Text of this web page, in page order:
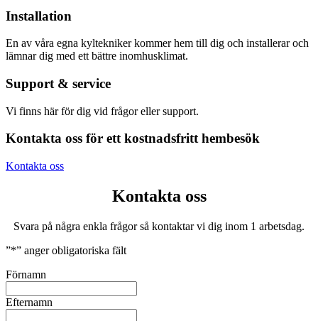
Installation
En av våra egna kyltekniker kommer hem till dig och installerar och
lämnar dig med ett bättre inomhusklimat.
Support & service
Vi finns här för dig vid frågor eller support.
Kontakta oss för ett kostnadsfritt hembesök
Kontakta oss
Kontakta oss
Svara på några enkla frågor så kontaktar vi dig inom 1 arbetsdag.
”*” anger obligatoriska fält
Förnamn
Efternamn